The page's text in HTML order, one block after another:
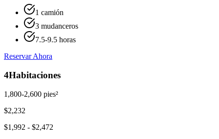
1 camión
3 mudanceros
7.5-9.5 horas
Reservar Ahora
4Habitaciones
1,800-2,600 pies²
$2,232
$1,992 - $2,472